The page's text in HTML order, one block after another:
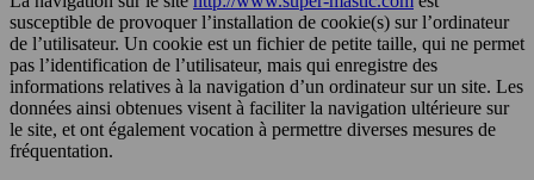
susceptible de provoquer l’installation de cookie(s) sur l’ordinateur
de l’utilisateur. Un cookie est un fichier de petite taille, qui ne permet
pas l’identification de l’utilisateur, mais qui enregistre des
informations relatives à la navigation d’un ordinateur sur un site. Les
données ainsi obtenues visent à faciliter la navigation ultérieure sur
le site, et ont également vocation à permettre diverses mesures de
fréquentation.